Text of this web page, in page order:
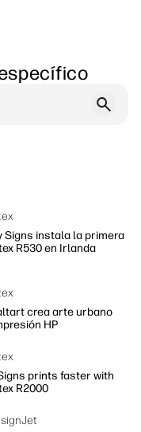
Signs instala la primera
R530 en Irlanda
crea arte urbano
HP
prints faster with
R2000